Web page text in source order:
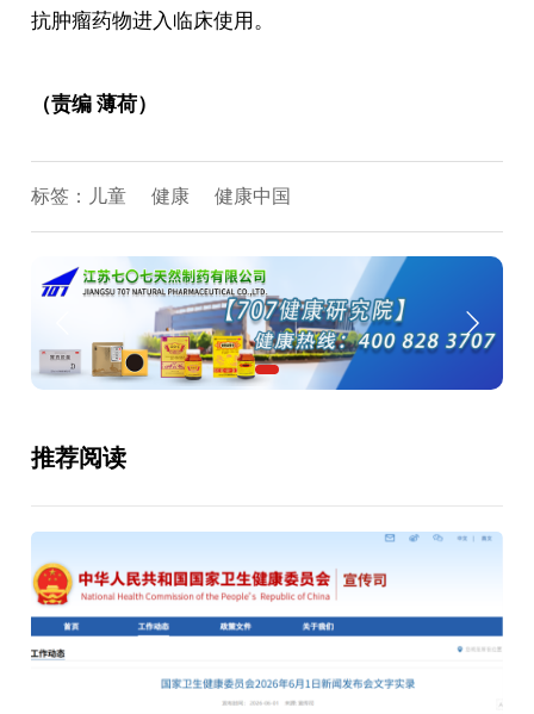
抗肿瘤药物进入临床使用。
（责编 薄荷）
标签： 儿童 健康 健康中国
推荐阅读